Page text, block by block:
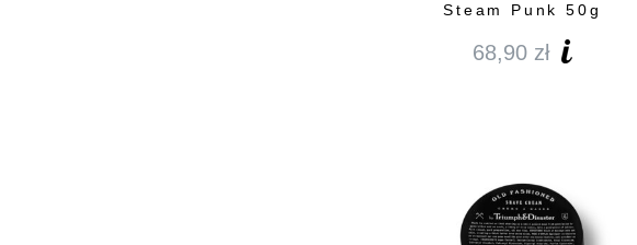
Steam Punk 50g
68,90 zł